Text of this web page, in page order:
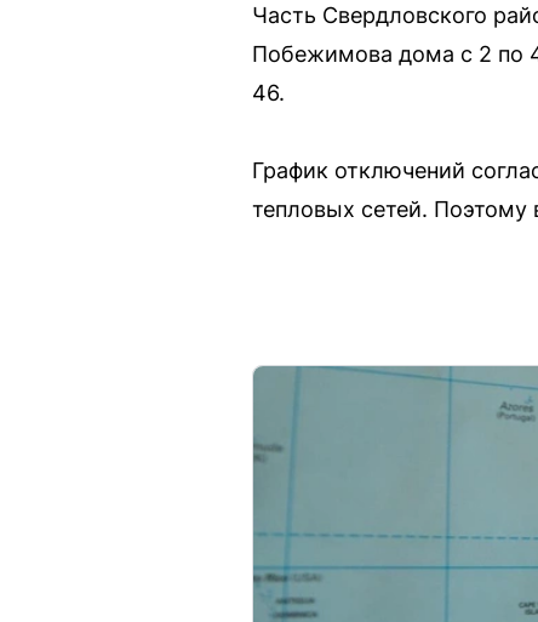
Часть Свердловского
Побежимова дома с 2 по
46.
График отключений
тепловых сетей. Поэтому